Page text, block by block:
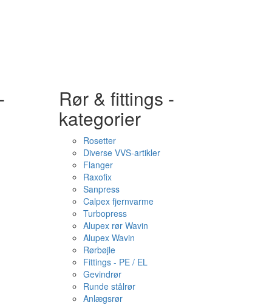
Rør & fittings -
kategorier
Rosetter
Diverse VVS-artikler
Flanger
Raxofix
Sanpress
Calpex fjernvarme
Turbopress
Alupex rør Wavin
Alupex Wavin
Rørbøjle
Fittings - PE / EL
Gevindrør
Runde stålrør
Anlægsrør